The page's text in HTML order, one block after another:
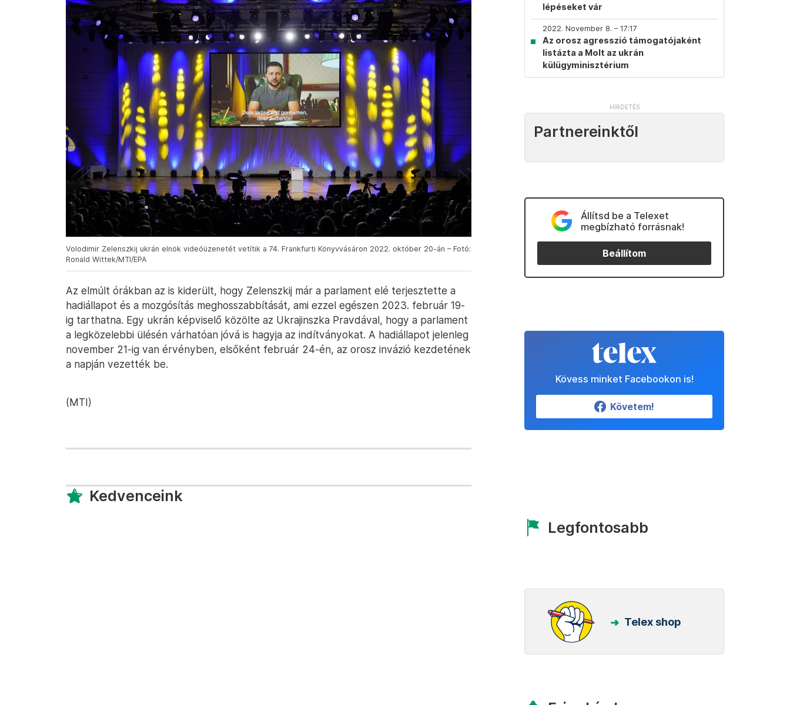
Volodimir Zelenszkij ukrán elnök videóüzenetét vetítik a 74. Frankfurti Könyvvásáron 2022. október 20-án – Fotó:
Ronald Wittek/MTI/EPA
Az elmúlt órákban az is kiderült, hogy Zelenszkij már a parlament elé terjesztette a
hadiállapot és a mozgósítás meghosszabbítását, ami ezzel egészen 2023. február 19-
ig tarthatna. Egy ukrán képviselő közölte az Ukrajinszka Pravdával, hogy a parlament
a legközelebbi ülésén várhatóan jóvá is hagyja az indítványokat. A hadiállapot jelenleg
november 21-ig van érvényben, elsőként február 24-én, az orosz invázió kezdetének
a napján vezették be.
(MTI)
Kedvenceink
lépéseket vár
2022. November 8. – 17:17
Az orosz agresszió támogatójaként
listázta a Molt az ukrán
külügyminisztérium
Partnereinktől
Állítsd be a Telexet
megbízható forrásnak!
Beállítom
Kövess minket Facebookon is!
Követem!
Legfontosabb
Telex shop